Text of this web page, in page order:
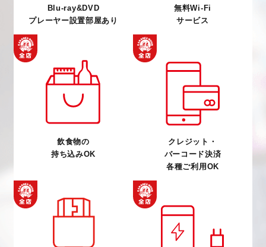
Blu-ray&DVD
プレーヤー設置部屋あり
無料Wi-Fi
サービス
飲食物の
持ち込みOK
クレジット・
バーコード決済
各種ご利用OK